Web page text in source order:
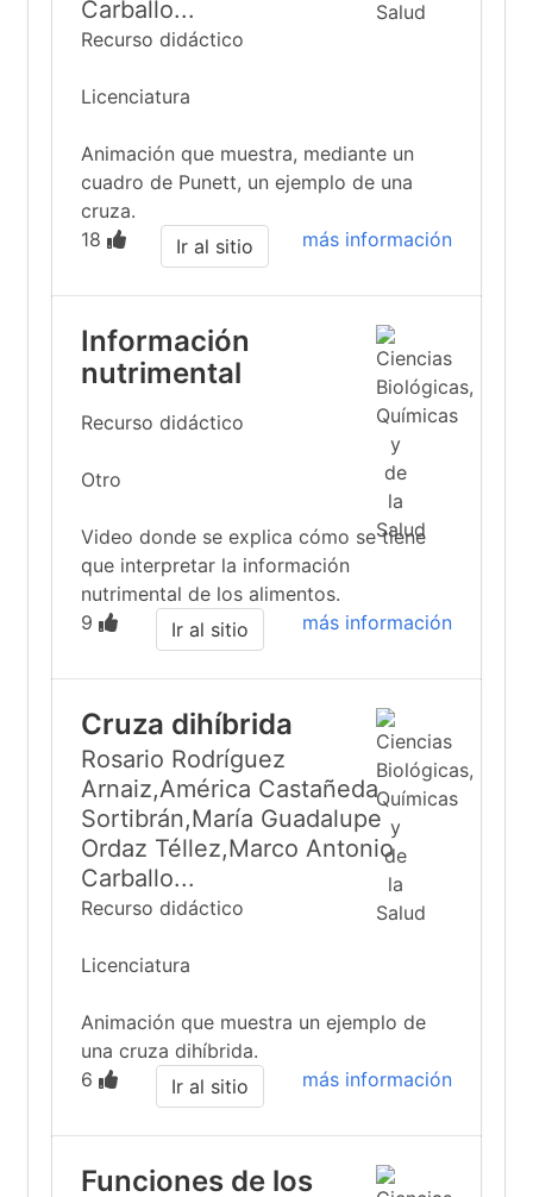
Carballo...
Recurso didáctico
Licenciatura
Animación que muestra, mediante un
cuadro de Punett, un ejemplo de una
cruza.
18
más información
Ir al sitio
Información
nutrimental
Recurso didáctico
Otro
Video donde se explica cómo se tiene
que interpretar la información
nutrimental de los alimentos.
9
más información
Ir al sitio
Cruza dihíbrida
Rosario Rodríguez
Arnaiz,América Castañeda
Sortibrán,María Guadalupe
Ordaz Téllez,Marco Antonio
Carballo...
Recurso didáctico
Licenciatura
Animación que muestra un ejemplo de
una cruza dihíbrida.
6
más información
Ir al sitio
Funciones de los